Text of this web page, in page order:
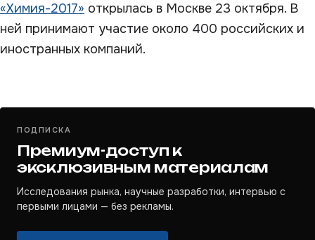
«Химия-2017» открылась в Москве 23 октября. В
ней принимают участие около 400 российских и
иностранных компаний.
ПОДПИСКА
Премиум-доступ к
эксклюзивным материалам
Исследования рынка, научные разработки, интервью с
первыми лицами — без рекламы.